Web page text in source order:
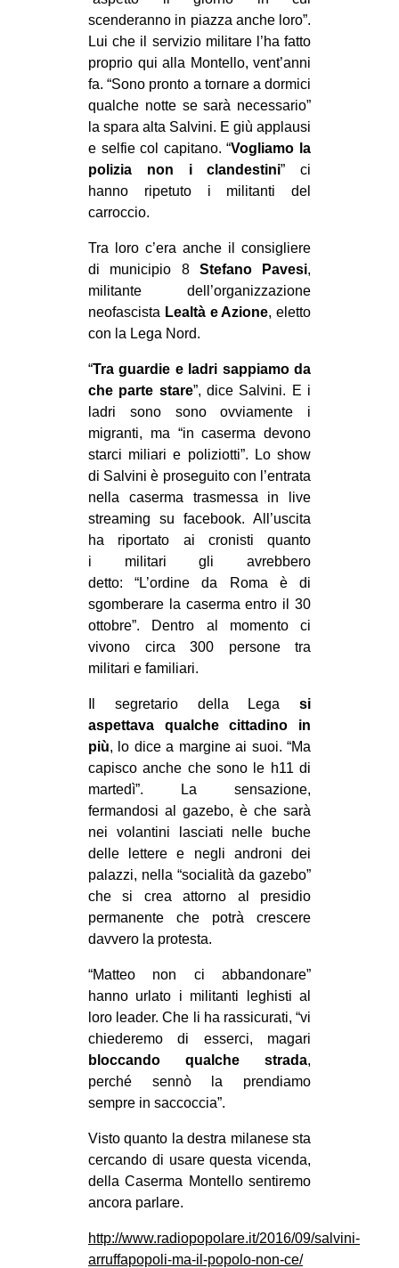
scenderanno in piazza anche loro”.
Lui che il servizio militare l’ha fatto
proprio qui alla Montello, vent’anni
fa. “Sono pronto a tornare a dormici
qualche notte se sarà necessario”
la spara alta Salvini. E giù applausi
e selfie col capitano. “Vogliamo la
polizia non i clandestini” ci
hanno ripetuto i militanti del
carroccio.
Tra loro c’era anche il consigliere
di municipio 8 Stefano Pavesi,
militante dell’organizzazione
neofascista Lealtà e Azione, eletto
con la Lega Nord.
“Tra guardie e ladri sappiamo da
che parte stare”, dice Salvini. E i
ladri sono sono ovviamente i
migranti, ma “in caserma devono
starci miliari e poliziotti”. Lo show
di Salvini è proseguito con l’entrata
nella caserma trasmessa in live
streaming su facebook. All’uscita
ha riportato ai cronisti quanto
i militari gli avrebbero
detto: “L’ordine da Roma è di
sgomberare la caserma entro il 30
ottobre”. Dentro al momento ci
vivono circa 300 persone tra
militari e familiari.
Il segretario della Lega si
aspettava qualche cittadino in
più, lo dice a margine ai suoi. “Ma
capisco anche che sono le h11 di
martedì”. La sensazione,
fermandosi al gazebo, è che sarà
nei volantini lasciati nelle buche
delle lettere e negli androni dei
palazzi, nella “socialità da gazebo”
che si crea attorno al presidio
permanente che potrà crescere
davvero la protesta.
“Matteo non ci abbandonare”
hanno urlato i militanti leghisti al
loro leader. Che li ha rassicurati, “vi
chiederemo di esserci, magari
bloccando qualche strada,
perché sennò la prendiamo
sempre in saccoccia”.
Visto quanto la destra milanese sta
cercando di usare questa vicenda,
della Caserma Montello sentiremo
ancora parlare.
http://www.radiopopolare.it/2016/09/salvini-
arruffapopoli-ma-il-popolo-non-ce/